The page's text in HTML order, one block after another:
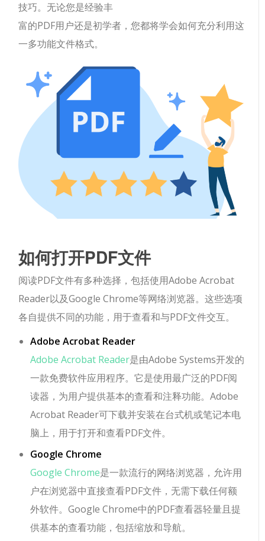
技巧。无论您是经验丰
富的PDF用户还是初学者，您都将学会如何充分利用这
一多功能文件格式。
如何打开PDF文件
阅读PDF文件有多种选择，包括使用Adobe Acrobat
Reader以及Google Chrome等网络浏览器。这些选项
各自提供不同的功能，用于查看和与PDF文件交互。
Adobe Acrobat Reader
Adobe Acrobat Reader是由Adobe Systems开发的
一款免费软件应用程序。它是使用最广泛的PDF阅
读器，为用户提供基本的查看和注释功能。Adobe
Acrobat Reader可下载并安装在台式机或笔记本电
脑上，用于打开和查看PDF文件。
Google Chrome
Google Chrome是一款流行的网络浏览器，允许用
户在浏览器中直接查看PDF文件，无需下载任何额
外软件。Google Chrome中的PDF查看器轻量且提
供基本的查看功能，包括缩放和导航。